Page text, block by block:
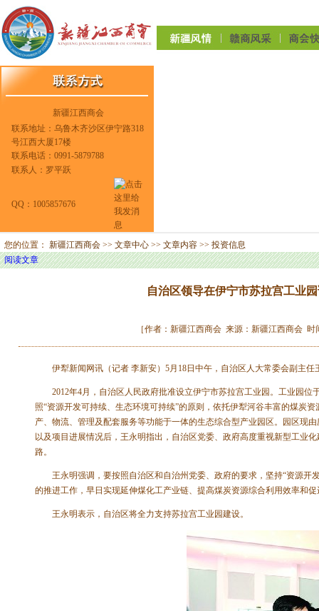
新疆江西商会
联系地址：乌鲁木齐沙区伊宁路318
号江西大厦17楼
联系电话：0991-5879788
联系人：罗平跃
QQ：1005857676
您的位置： 新疆江西商会 >> 文章中心 >> 文章内容 >> 投资信息
阅读文章
自治区领导在伊宁市苏拉宫工业
［作者：新疆江西商会 来源：新疆江西商会 时
伊犁新闻网讯（记者 李新安）5月18日中午，自治区人大常委会副主任
2012年4月，自治区人民政府批准设立伊宁市苏拉宫工业园。工业园位
照“资源开发可持续、生态环境可持续”的原则，依托伊犁河谷丰富的煤炭
产、物流、管理及配套服务等功能于一体的生态综合型产业园区。园区现
以及项目进展情况后，王永明指出，自治区党委、政府高度重视新型工业
路。
王永明强调，要按照自治区和自治州党委、政府的要求，坚持“资源开
的推进工作，早日实现延伸煤化工产业链、提高煤炭资源综合利用效率和
王永明表示，自治区将全力支持苏拉宫工业园建设。